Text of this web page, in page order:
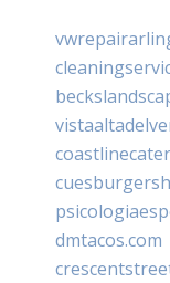
dmtacos.com